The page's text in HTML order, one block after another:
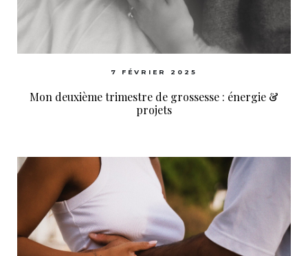
7 FÉVRIER 2025
Mon deuxième trimestre de grossesse : énergie &
projets